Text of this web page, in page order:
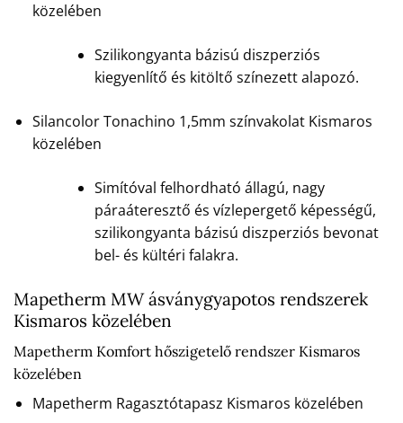
közelében
Szilikongyanta bázisú diszperziós
kiegyenlítő és kitöltő színezett alapozó.
Silancolor Tonachino 1,5mm színvakolat Kismaros
közelében
Simítóval felhordható állagú, nagy
páraáteresztő és vízlepergető képességű,
szilikongyanta bázisú diszperziós bevonat
bel- és kültéri falakra.
Mapetherm MW ásványgyapotos rendszerek
Kismaros közelében
Mapetherm Komfort hőszigetelő rendszer Kismaros
közelében
Mapetherm Ragasztótapasz Kismaros közelében